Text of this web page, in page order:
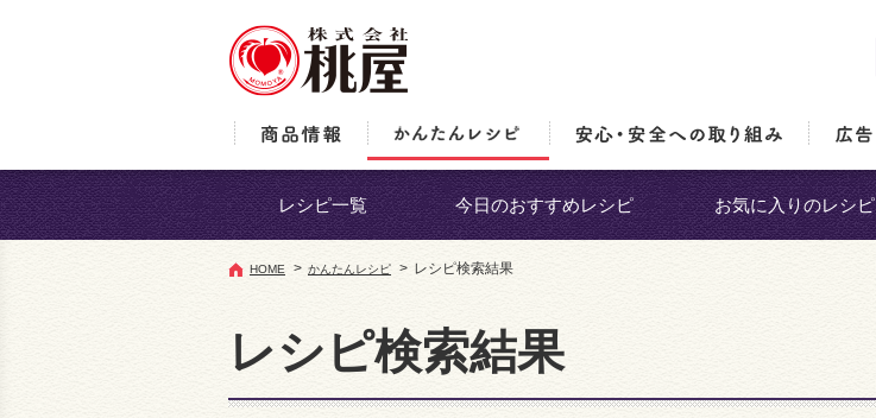
レシピ一覧 今日のおすすめレシピ お気に入りのレシピ
HOME > かんたんレシピ > レシピ検索結果
レシピ検索結果